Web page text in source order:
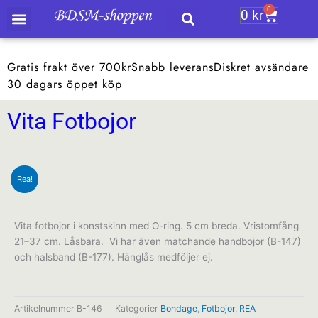
innehåll
0 kr 0
Gratis frakt över 700krSnabb leveransDiskret avsändare
30 dagars öppet köp
Vita Fotbojor
Rea!
Vita fotbojor i konstskinn med O-ring. 5 cm breda. Vristomfång
21–37 cm. Låsbara. Vi har även matchande handbojor (B-147)
och halsband (B-177). Hänglås medföljer ej.
Artikelnummer B-146 Kategorier Bondage, Fotbojor, REA